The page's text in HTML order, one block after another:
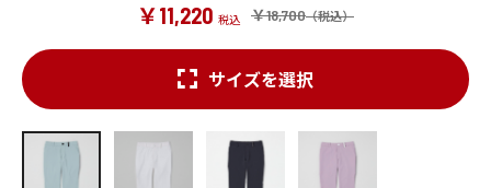
￥18,700
￥11,220
サイズを選択